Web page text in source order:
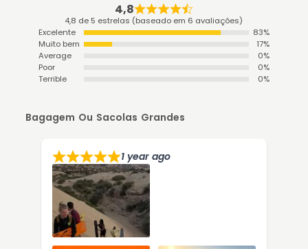
4,8
4,8 de 5 estrelas (baseado em 6 avaliações)
Excelente
83%
Muito bem
17%
Average
0%
Poor
0%
Terrible
0%
Bagagem Ou Sacolas Grandes
1 year ago